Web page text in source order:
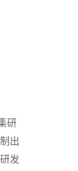
研
出
发